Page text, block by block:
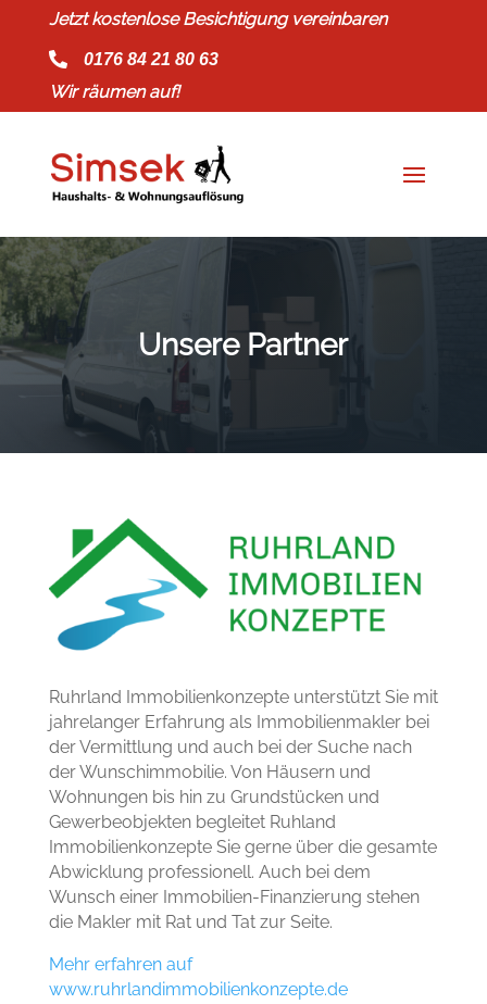
Zum Inhalt springen
Jetzt kostenlose Besichtigung vereinbaren
 0176 84 21 80 63
Wir räumen auf!
Unsere Partner
Ruhrland Immobilienkonzepte unterstützt Sie mit
jahrelanger Erfahrung als Immobilienmakler bei
der Vermittlung und auch bei der Suche nach
der Wunschimmobilie. Von Häusern und
Wohnungen bis hin zu Grundstücken und
Gewerbeobjekten begleitet Ruhland
Immobilienkonzepte Sie gerne über die gesamte
Abwicklung professionell. Auch bei dem
Wunsch einer Immobilien-Finanzierung stehen
die Makler mit Rat und Tat zur Seite.
Mehr erfahren auf
www.ruhrlandimmobilienkonzepte.de